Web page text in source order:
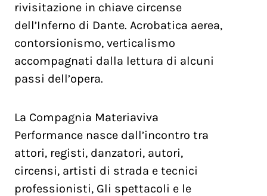
rivisitazione in chiave circense
dell’Inferno di Dante. Acrobatica aerea,
contorsionismo, verticalismo
accompagnati dalla lettura di alcuni
passi dell’opera.
La Compagnia Materiaviva
Performance nasce dall’incontro tra
attori, registi, danzatori, autori,
circensi, artisti di strada e tecnici
professionisti, Gli spettacoli e le